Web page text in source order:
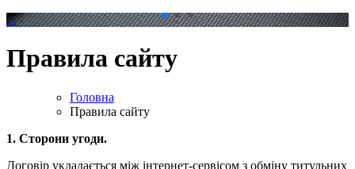
.
Правила сайту
Головна
Правила сайту
1. Сторони угоди.
Договір укладається між інтернет-сервісом з обміну титульних